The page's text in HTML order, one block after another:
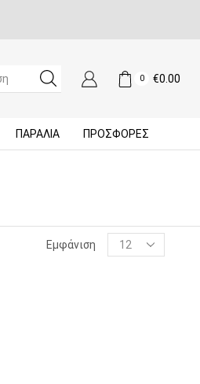
SEARCH
0 €0.00
ΠΑΡΑΛΙΑ ΠΡΟΣΦΟΡΈΣ
Εμφάνιση
Products
per